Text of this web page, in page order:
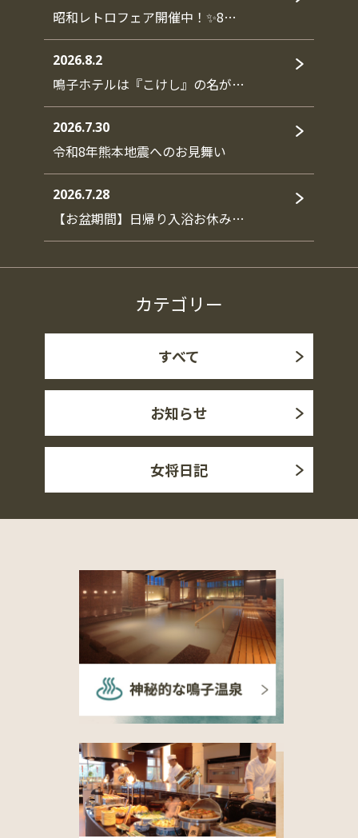
昭和レトロフェア開催中！✨8…
2026.8.2
鳴子ホテルは『こけし』の名が…
2026.7.30
令和8年熊本地震へのお見舞い
2026.7.28
【お盆期間】日帰り入浴お休み…
カテゴリー
すべて
お知らせ
女将日記